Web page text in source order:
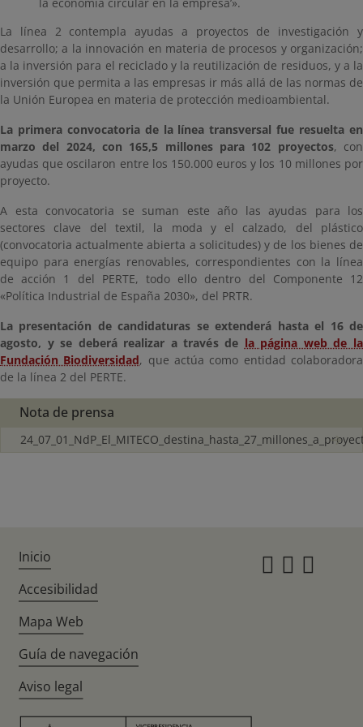
La línea 2 contempla ayudas a proyectos de investigación y
desarrollo; a la innovación en materia de procesos y organización;
a la inversión para el reciclado y la reutilización de residuos, y a la
inversión que permita a las empresas ir más allá de las normas de
la Unión Europea en materia de protección medioambiental.
La primera convocatoria de la línea transversal fue resuelta en
marzo del 2024, con 165,5 millones para 102 proyectos, con
ayudas que oscilaron entre los 150.000 euros y los 10 millones por
proyecto.
A esta convocatoria se suman este año las ayudas para los
sectores clave del textil, la moda y el calzado, del plástico
(convocatoria actualmente abierta a solicitudes) y de los bienes de
equipo para energías renovables, correspondientes con la línea
de acción 1 del PERTE, todo ello dentro del Componente 12
«Política Industrial de España 2030», del PRTR.
La presentación de candidaturas se extenderá hasta el 16 de
agosto, y se deberá realizar a través de la página web de la
Fundación Biodiversidad, que actúa como entidad colaboradora
de la línea 2 del PERTE.
Nota de prensa
Inicio
Accesibilidad
Mapa Web
Guía de navegación
Aviso legal